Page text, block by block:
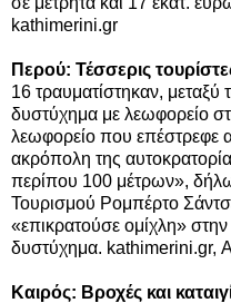
kathimerini.gr
Περού: Τέσσερις
16 τραυματίστηκαν,
δυστύχημα με λεωφορείο
λεωφορείο που επέστρεφε
ακρόπολη της
περίπου 100 μέτρων»,
Τουρισμού Ρομπέρτο
«επικρατούσε ομίχλη»
δυστύχημα.
Καιρός: Βροχές και